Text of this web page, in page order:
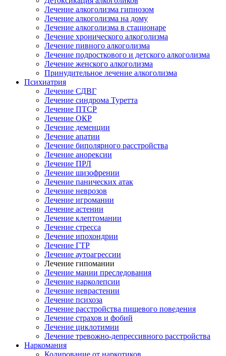
Лечение алкоголизма гипнозом
Лечение алкоголизма на дому
Лечение алкоголизма в стационаре
Лечение хронического алкоголизма
Лечение пивного алкоголизма
Лечение подросткового и детского алкоголизма
Лечение женского алкоголизма
Принудительное лечение алкоголизма
Психиатрия
Лечение СДВГ
Лечение синдрома Туретта
Лечение ПТСР
Лечение ОКР
Лечение деменции
Лечение апатии
Лечение биполярного расстройства
Лечение анорексии
Лечение ПРЛ
Лечение шизофрении
Лечение панических атак
Лечение неврозов
Лечение игромании
Лечение астении
Лечение клептомании
Лечение стресса
Лечение ипохондрии
Лечение ГТР
Лечение аутоагрессии
Лечение гипомании
Лечение мании преследования
Лечение нарколепсии
Лечение неврастении
Лечение психоза
Лечение расстройства пищевого поведения
Лечение страхов и фобий
Лечение циклотимии
Лечение тревожно-депрессивного расстройства
Наркомания
Кодирование от наркотиков